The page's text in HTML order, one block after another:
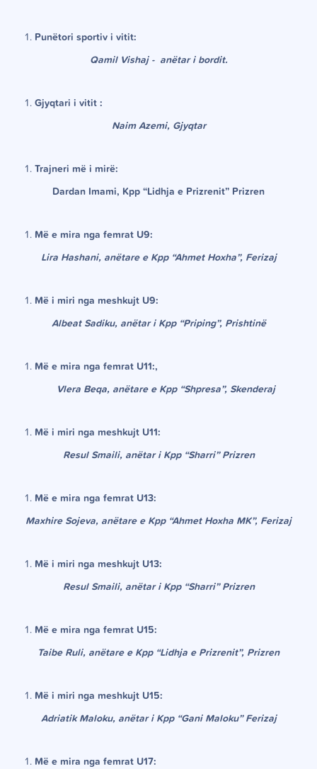
Punëtori sportiv i vitit:
Qamil Vishaj - anëtar i bordit.
Gjyqtari i vitit :
Naim Azemi, Gjyqtar
Trajneri më i mirë:
Dardan Imami, Kpp “Lidhja e Prizrenit” Prizren
Më e mira nga femrat U9:
Lira Hashani, anëtare e Kpp “Ahmet Hoxha”, Ferizaj
Më i miri nga meshkujt U9:
Albeat Sadiku, anëtar i Kpp “Priping”, Prishtinë
Më e mira nga femrat U11:,
Vlera Beqa, anëtare e Kpp “Shpresa”, Skenderaj
Më i miri nga meshkujt U11:
Resul Smaili, anëtar i Kpp “Sharri” Prizren
Më e mira nga femrat U13:
Maxhire Sojeva, anëtare e Kpp “Ahmet Hoxha MK”, Ferizaj
Më i miri nga meshkujt U13:
Resul Smaili, anëtar i Kpp “Sharri” Prizren
Më e mira nga femrat U15:
Taibe Ruli, anëtare e Kpp “Lidhja e Prizrenit”, Prizren
Më i miri nga meshkujt U15:
Adriatik Maloku, anëtar i Kpp “Gani Maloku” Ferizaj
Më e mira nga femrat U17: